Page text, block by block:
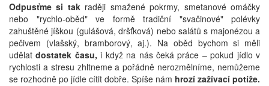
Odpusťme si takraději smažené pokrmy, smetanové omáčky
nebo "rychlo-oběd" ve formě tradiční "svačinové" polévky
zahuštěné jíškou (gulášová, dršťková) nebo salátů s majonézou a
pečivem (vlašský, bramborový, aj.). Na oběd bychom si měli
udělatdostatek času, i když na nás čeká práce – pokud jídlo v
rychlosti a stresu zhltneme a pořádně nerozmělníme, nemůžeme
se rozhodně po jídle cítit dobře. Spíše nám hrozí zažívací potíže.